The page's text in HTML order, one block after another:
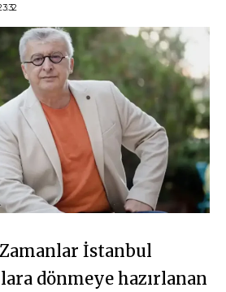
İstanbul
dönmeye hazırlanan